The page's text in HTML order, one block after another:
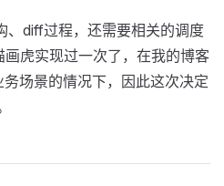
、diff过程，还需要相关的调度
虎实现过一次了，在我的博客
场景的情况下，因此这次决定